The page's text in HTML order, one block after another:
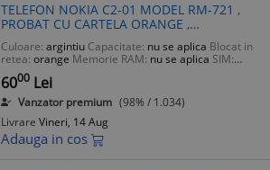
TELEFON NOKIA C2-01 MODEL RM-721 ,
PROBAT CU CARTELA ORANGE ,
FUNCTIONEAZA , SE VINDE DOAR
TELEFONUL .
Culoare: argintiu Capacitate: nu se aplica Blocat in
retea: orange Memorie RAM: nu se aplica SIM:
single sim
6000 Lei
Vanzator premium (98% / 1.034)
Livrare Vineri, 14 Aug
Adauga in cos